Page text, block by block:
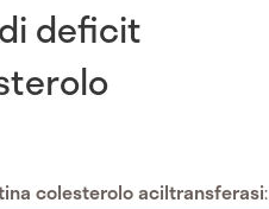
deficit
colesterolo aciltransferasi: